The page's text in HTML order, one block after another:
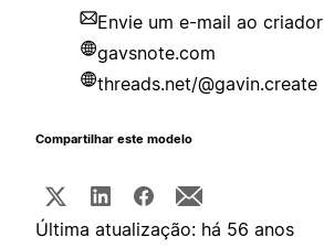
Envie um e-mail ao criador
gavsnote.com
threads.net/@gavin.create
Compartilhar este modelo
Última atualização: há 56 anos